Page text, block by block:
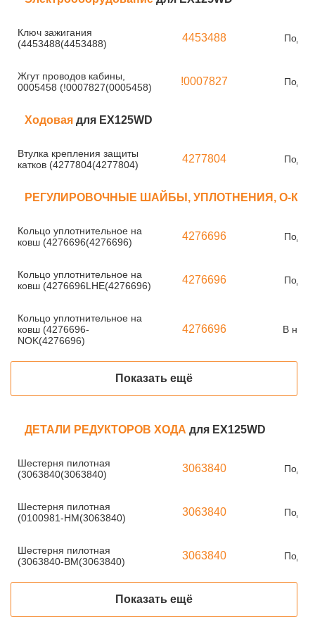
Ключ зажигания
(4453488(4453488)
4453488 Под
Жгут проводов кабины,
0005458 (!0007827(0005458)
!0007827 Под
Ходовая для EX125WD
Втулка крепления защиты
катков (4277804(4277804)
4277804 Под
РЕГУЛИРОВОЧНЫЕ ШАЙБЫ, УПЛОТНЕНИЯ, О-
Кольцо уплотнительное на
ковш (4276696(4276696)
4276696 Под
Кольцо уплотнительное на
ковш (4276696LHE(4276696)
4276696 Под
Кольцо уплотнительное на
ковш (4276696-
NOK(4276696)
4276696 В
Показать ещё
ДЕТАЛИ РЕДУКТОРОВ ХОДА для EX125WD
Шестерня пилотная
(3063840(3063840)
3063840 Под
Шестерня пилотная
(0100981-HM(3063840)
3063840 Под
Шестерня пилотная
(3063840-BM(3063840)
3063840 Под
Показать ещё